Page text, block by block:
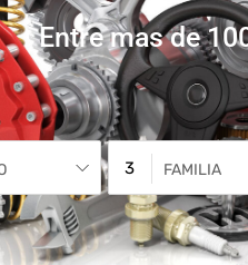
Entre mas de
FAMILIA